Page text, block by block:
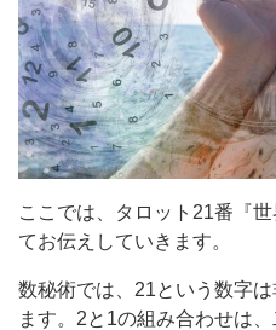
ここでは、タロット21番『
てお伝えしていきます。
数秘術では、21という数字
ます。2と1の組み合わせは